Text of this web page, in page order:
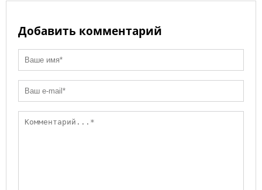
Добавить комментарий